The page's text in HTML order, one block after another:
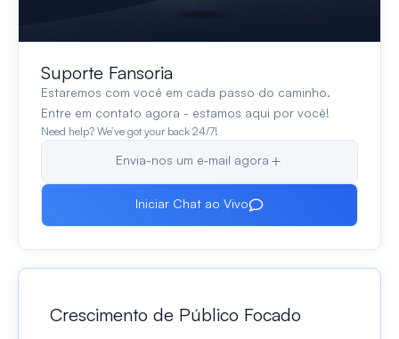
Suporte Fansoria
Estaremos com você em cada passo do caminho.
Entre em contato agora - estamos aqui por você!
Need help? We’ve got your back 24/7!
Envia-nos um e‑mail agora
Iniciar Chat ao Vivo
Crescimento de Público Focado